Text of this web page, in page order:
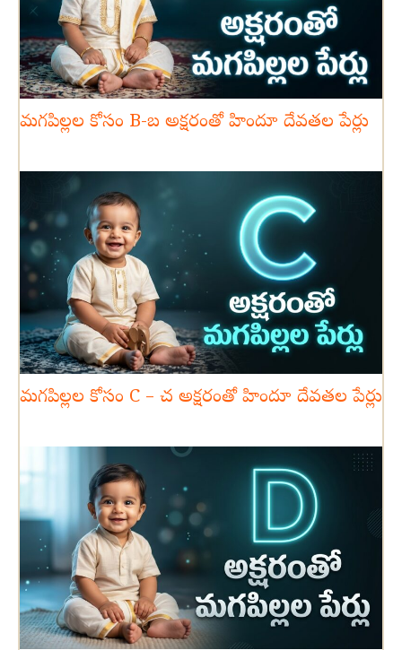
మగపిల్లల కోసం B-బ అక్షరంతో హిందూ దేవతల పేర్లు
మగపిల్లల కోసం C – చ అక్షరంతో హిందూ దేవతల పేర్లు